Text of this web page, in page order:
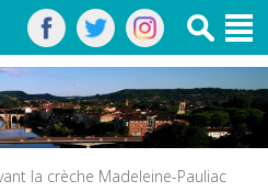
la crèche Madeleine-Pauliac